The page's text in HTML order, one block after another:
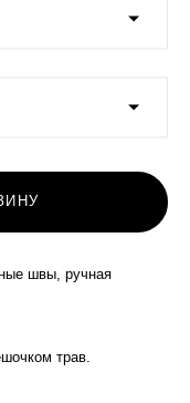
швы, ручная
трав.